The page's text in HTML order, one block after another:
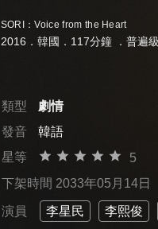
SORI：Voice from the Heart
2016．韓國．117分鐘 ． 普遍級
類型
劇情
發音
韓語
星等
5
下架時間 2033年05月14日
演員 李星民 李熙俊